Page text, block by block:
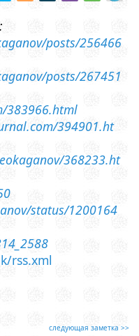
posts/256466
posts/267451
383966.html
394901.ht
368233.ht
status/1200164
rss.xml
следующая заметка >>